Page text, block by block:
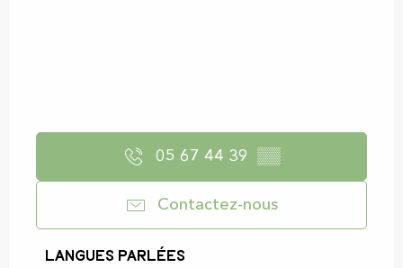
05 67 44 39 ▒▒
Contactez-nous
Langues parlées
Langues parlées